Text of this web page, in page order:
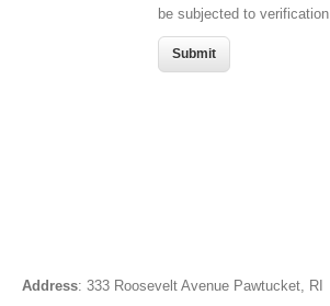
be subjected to verification.
Address: 333 Roosevelt Avenue Pawtucket, RI